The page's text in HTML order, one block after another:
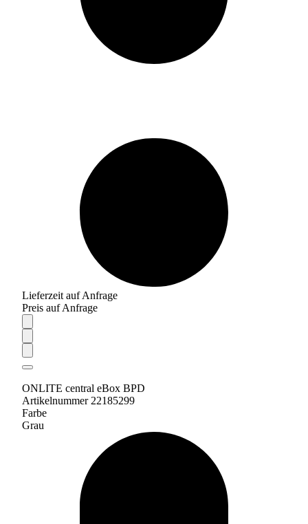
Lieferzeit auf Anfrage
Preis auf Anfrage
ONLITE central eBox BPD
Artikelnummer 22185299
Farbe
Grau